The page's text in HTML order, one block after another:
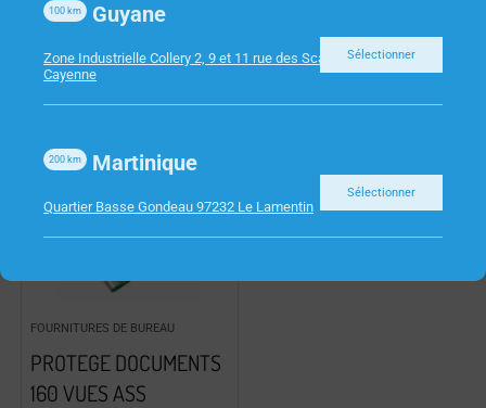
FOURNITURES DE BUREAU
PROTEGE DOCUMENTS
160 VUES ASS
Guyane
100 km
Zone Industrielle Collery 2, 9 et 11 rue des Scarabees 97300
Cayenne
Sélectionner
Martinique
200 km
Quartier Basse Gondeau 97232 Le Lamentin
Sélectionner